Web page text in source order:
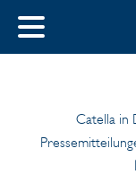
SCHLIESSEN
Deutsch
Catella in